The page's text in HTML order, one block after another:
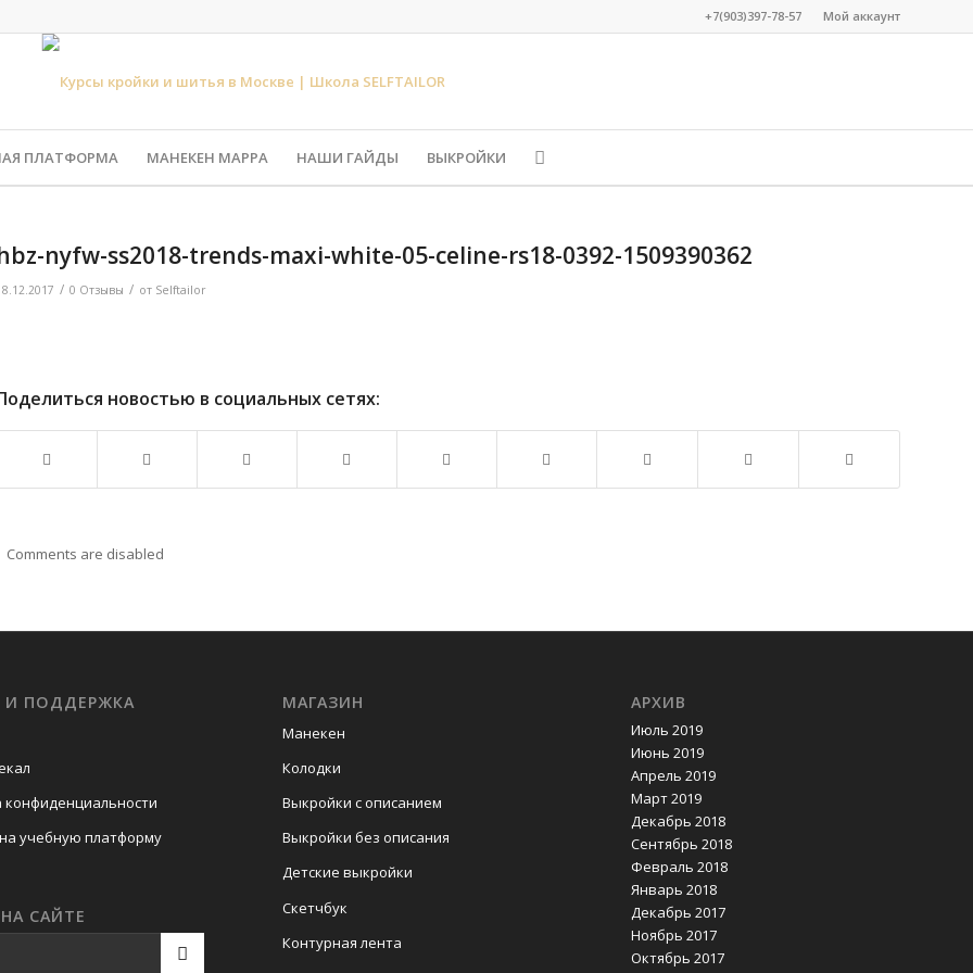
Мой аккаунт
+7(903)397-78-57
ПЛАТФОРМА МАНЕКЕН МАРРА НАШИ ГАЙДЫ ВЫКРОЙКИ
nyfw-ss2018-trends-maxi-white-05-celine-rs18-0392-1509390362
/ 0 Отзывы / от Selftailor
новостью в социальных сетях:
Comments are disabled
И ПОДДЕРЖКА
конфиденциальности
учебную платформу
САЙТЕ
МАГАЗИН
Манекен
Колодки
Выкройки с описанием
Выкройки без описания
Детские выкройки
Скетчбук
Контурная лента
АРХИВ
Июль 2019
Июнь 2019
Апрель 2019
Март 2019
Декабрь 2018
Сентябрь 2018
Февраль 2018
Январь 2018
Декабрь 2017
Ноябрь 2017
Октябрь 2017